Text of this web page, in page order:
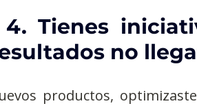
4. Tienes
no
productos,